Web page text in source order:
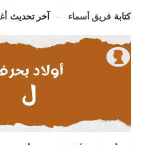
كتابة فريق أسماء آخر تحديث